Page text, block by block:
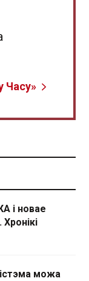
Часу»
і новае
можа